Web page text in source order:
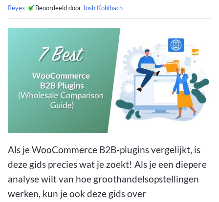
Reyes
Beoordeeld door Josh Kohlbach
Als je WooCommerce B2B-plugins vergelijkt, is
deze gids precies wat je zoekt! Als je een diepere
analyse wilt van hoe groothandelsopstellingen
werken, kun je ook deze gids over